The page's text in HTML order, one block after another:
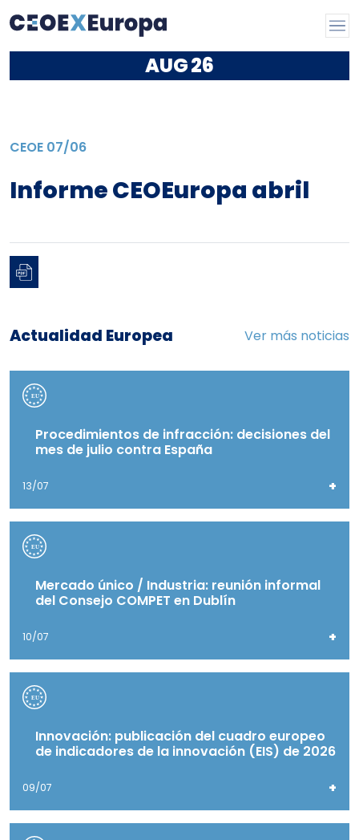
AUG26
CEOE 07/06
Informe CEOEuropa abril
Actualidad Europea Ver más noticias
Procedimientos de infracción: decisiones del
mes de julio contra España
13/07 +
Mercado único / Industria: reunión informal
del Consejo COMPET en Dublín
10/07 +
Innovación: publicación del cuadro europeo
de indicadores de la innovación (EIS) de 2026
09/07 +